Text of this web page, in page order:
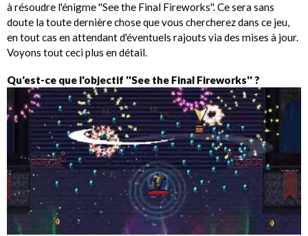
à résoudre l'énigme ''See the Final Fireworks''. Ce sera sans
doute la toute dernière chose que vous chercherez dans ce jeu,
en tout cas en attendant d'éventuels rajouts via des mises à jour.
Voyons tout ceci plus en détail.
Qu'est-ce que l'objectif ''See the Final Fireworks'' ?